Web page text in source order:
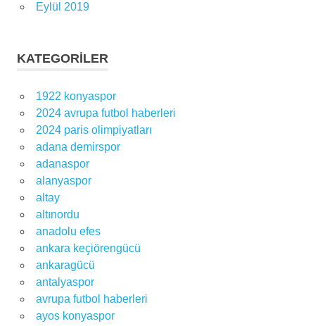
Eylül 2019
KATEGORILER
1922 konyaspor
2024 avrupa futbol haberleri
2024 paris olimpiyatları
adana demirspor
adanaspor
alanyaspor
altay
altınordu
anadolu efes
ankara keçiörengücü
ankaragücü
antalyaspor
avrupa futbol haberleri
ayos konyaspor